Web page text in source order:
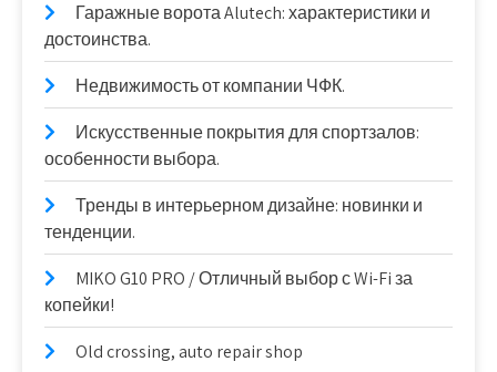
Гаражные ворота Alutech: характеристики и
достоинства.
Недвижимость от компании ЧФК.
Искусственные покрытия для спортзалов:
особенности выбора.
Тренды в интерьерном дизайне: новинки и
тенденции.
MIKO G10 PRO / Отличный выбор с Wi-Fi за
копейки!
Old crossing, auto repair shop